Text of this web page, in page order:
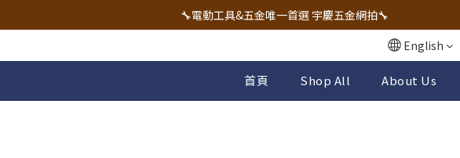
🔧電動工具&五金唯一首選 宇慶五金網拍🔧
🔧電動工具&五金唯一首選 宇慶五金網拍🔧
配有專業維修部門🔧品質保修一年📌
🔧電動工具&五金唯一首選 宇慶五金網拍🔧
English
首頁 Shop All About Us